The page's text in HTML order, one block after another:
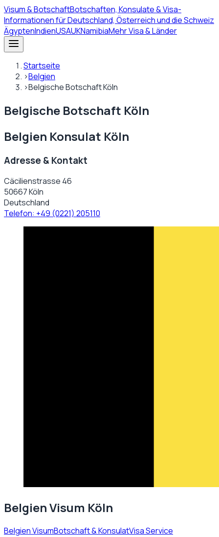
Visum& BotschaftBotschaften, Konsulate & Visa-
Informationen für Deutschland, Österreich und die Schweiz
ÄgyptenIndienUSAUKNamibiaMehr Visa & Länder
Startseite
›Belgien
›Belgische Botschaft Köln
Belgische Botschaft Köln
Belgien Konsulat Köln
Adresse & Kontakt
Cäcilienstrasse 46
50667 Köln
Deutschland
Telefon: +49 (0221) 205110
Belgien Visum Köln
Belgien VisumBotschaft & KonsulatVisa Service